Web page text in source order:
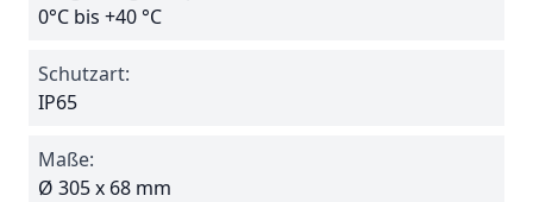
0°C bis +40 °C
Schutzart:
IP65
Maße:
Ø 305 x 68 mm